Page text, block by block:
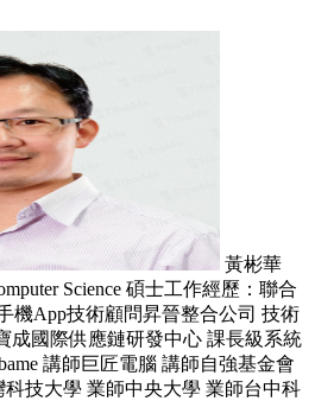
黃彬華
Science 碩士工作經歷：聯合
機App技術顧問昇晉整合公司 技術
成國際供應鏈研發中心 課長級系統
講師巨匠電腦 講師自強基金會
技大學 業師中央大學 業師台中科